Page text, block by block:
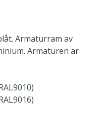
Armaturram av
Armaturen är